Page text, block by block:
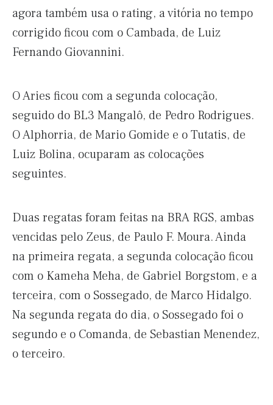
agora também usa o rating, a vitória no tempo
corrigido ficou com o Cambada, de Luiz
Fernando Giovannini.
O Aries ficou com a segunda colocação,
seguido do BL3 Mangalô, de Pedro Rodrigues.
O Alphorria, de Mario Gomide e o Tutatis, de
Luiz Bolina, ocuparam as colocações
seguintes.
Duas regatas foram feitas na BRA RGS, ambas
vencidas pelo Zeus, de Paulo F. Moura. Ainda
na primeira regata, a segunda colocação ficou
com o Kameha Meha, de Gabriel Borgstom, e a
terceira, com o Sossegado, de Marco Hidalgo.
Na segunda regata do dia, o Sossegado foi o
segundo e o Comanda, de Sebastian Menendez,
o terceiro.